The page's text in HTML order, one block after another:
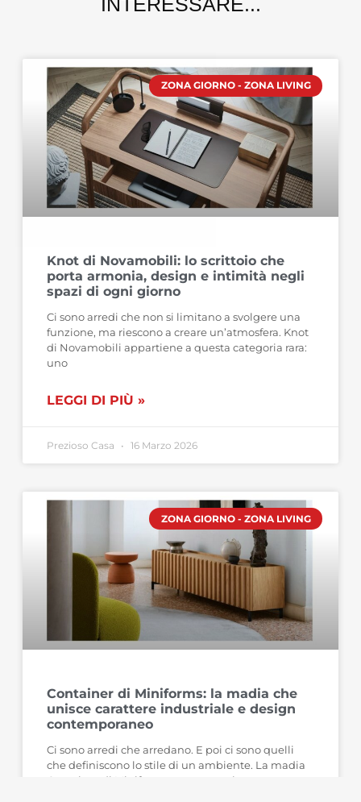
ZONA GIORNO - ZONA LIVING
Knot di Novamobili: lo scrittoio che
porta armonia, design e intimità negli
spazi di ogni giorno
Ci sono arredi che non si limitano a svolgere una
funzione, ma riescono a creare un’atmosfera. Knot
di Novamobili appartiene a questa categoria rara:
uno
LEGGI DI PIÙ »
Prezioso Casa 16 Marzo 2026
ZONA GIORNO - ZONA LIVING
Container di Miniforms: la madia che
unisce carattere industriale e design
contemporaneo
Ci sono arredi che arredano. E poi ci sono quelli
che definiscono lo stile di un ambiente. La madia
Container di Miniforms nasce proprio con